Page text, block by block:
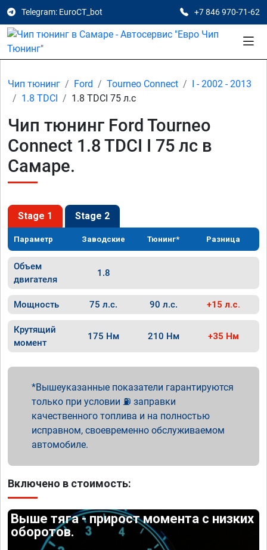
Telegram: EuroCT_bot +7 846 970-71-62
Чип тюнинг Ford Tourneo Connect
I - 2002 - 2013
1.8 TDCI
1.8 TDCI 75 л.с
Чип тюнинг Ford Tourneo
Connect 1.8 TDCI I 75 лс в
Самаре.
Stage 1 Stage 2
Параметр Заводские Тюнинг* Разница
Объем
двигателя
1.8
Мощность 75 л.с. 90 л.с. +15 л.с.
Крутящий
момент
175 Нм 210 Нм +35 Нм
Вышеуказанные показатели гарантируются
только при условии ⛽ заправки
качественного топлива и на полностью
исправном, своевременно обслуживаемом
автомобиле.
Включено в стоимость:
Выше тяга - прирост момента с низких
оборотов.